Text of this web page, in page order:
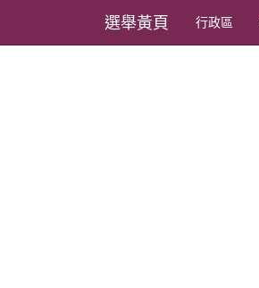
選舉黃頁 行政區